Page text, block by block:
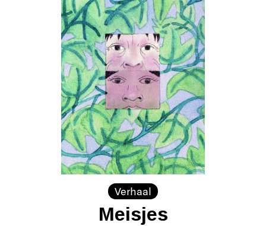
Verhaal
Meisjes